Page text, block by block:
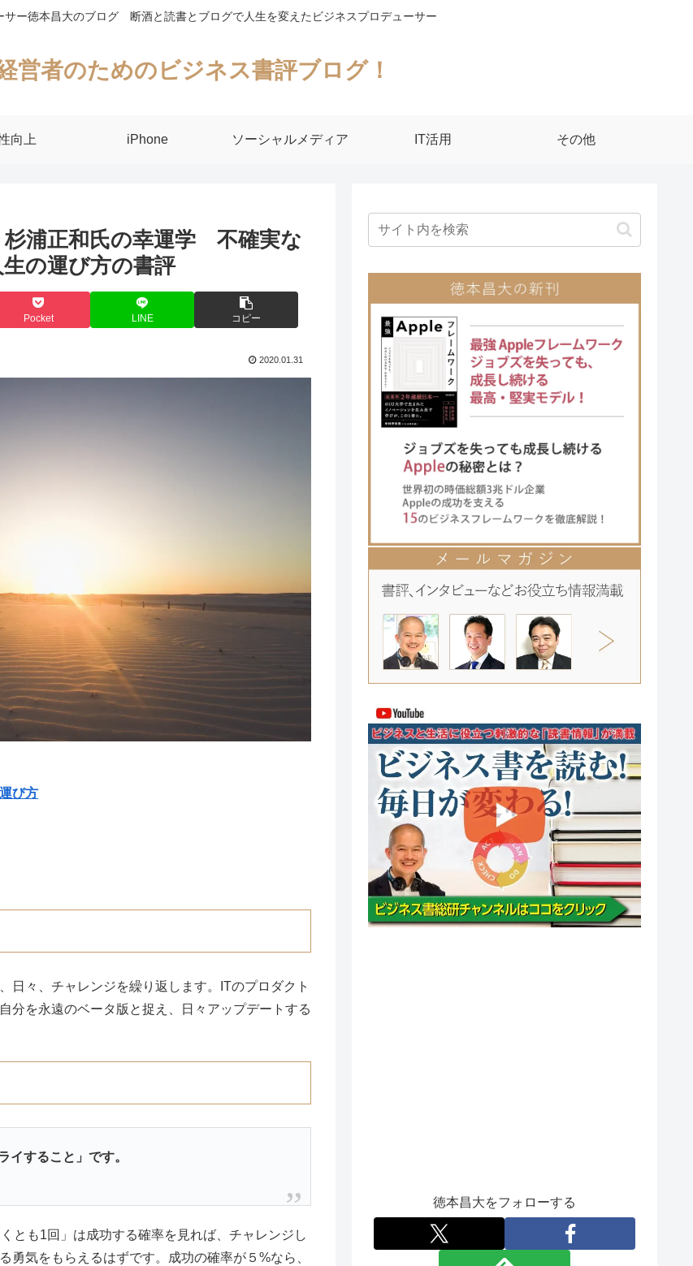
サー徳本昌大のブログ 断酒と読書とブログで人生を変えたビジネスプロデューサー
営者のためのビジネス書評ブログ！
向上 iPhone ソーシャルメディア IT活用 その他
浦正和氏の幸運学 不確実な
の運び方の書評
Pocket LINE コピー
2020.01.31
び方
日々、チャレンジを繰り返します。ITのプロダクト
分を永遠のベータ版と捉え、日々アップデートする
イすること」です。
とも1回」は成功する確率を見れば、チャレンジし
気をもらえるはずです。成功の確率が５%なら、
徳本昌大をフォローする